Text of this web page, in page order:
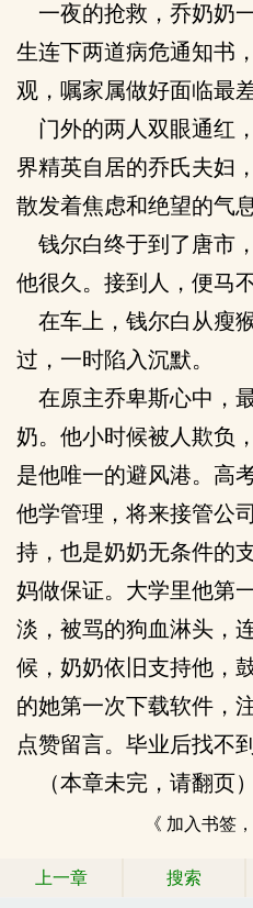
一夜的抢救，乔奶奶
生连下两道病危通知书
观，嘱家属做好面临最
门外的两人双眼通红
界精英自居的乔氏夫妇
散发着焦虑和绝望的气息
钱尔白终于到了唐市
他很久。接到人，便马
在车上，钱尔白从瘦
过，一时陷入沉默。
在原主乔卑斯心中，
奶。他小时候被人欺负
是他唯一的避风港。高
他学管理，将来接管公
持，也是奶奶无条件的
妈做保证。大学里他第
淡，被骂的狗血淋头，
候，奶奶依旧支持他，
的她第一次下载软件，
点赞留言。毕业后找不
（本章未完，请翻页）
《 加入书签
上一章 搜索